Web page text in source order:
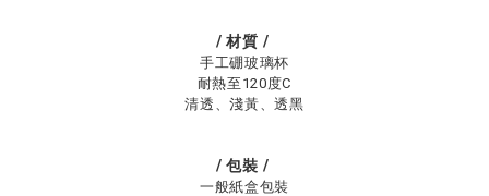
/材質 /
手工硼玻璃杯
耐熱至120度C
清透、淺黃、透黑
/包裝 /
一般紙盒包裝